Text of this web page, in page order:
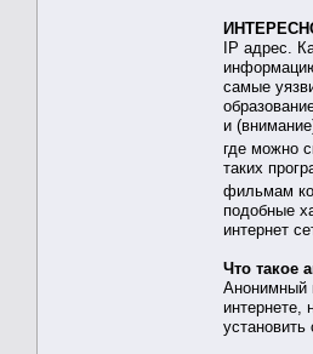
IP адрес.
самые
и
где можно
таких
фильмам
подобные
интернет
Что такое
Анонимный
интернете,